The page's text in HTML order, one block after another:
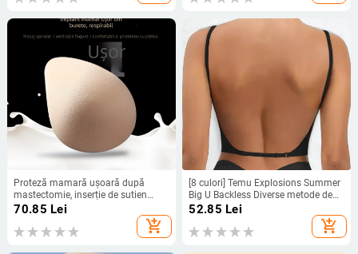
Proteză mamară ușoară după
mastectomie, inserție de sutien
respirabilă, invizibilă sub haine
70.85 Lei
add_shopping_cart
[8 culori] Temu Explosions Summer
Big U Backless Diverse metode de
purtare Stripe Sutien European și
52.85 Lei
add_shopping_cart